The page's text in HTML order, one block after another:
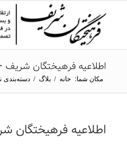
اطلاعیه فرهیختگان شریف –
مکان شما: خانه / بلاگ / دسته‌بندی
اطلاعیه فرهیختگان